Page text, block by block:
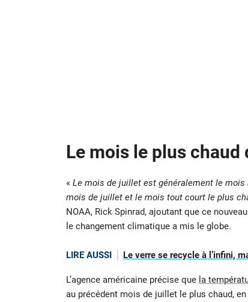
Le mois le plus chaud
« Le mois de juillet est généralement le mois
mois de juillet et le mois tout court le plus
NOAA, Rick Spinrad, ajoutant que ce
le changement climatique a mis le globe.
LIRE AUSSI Le verre se recycle à l’infini,
L’agence américaine précise que la
au précédent mois de juillet le plus chaud,